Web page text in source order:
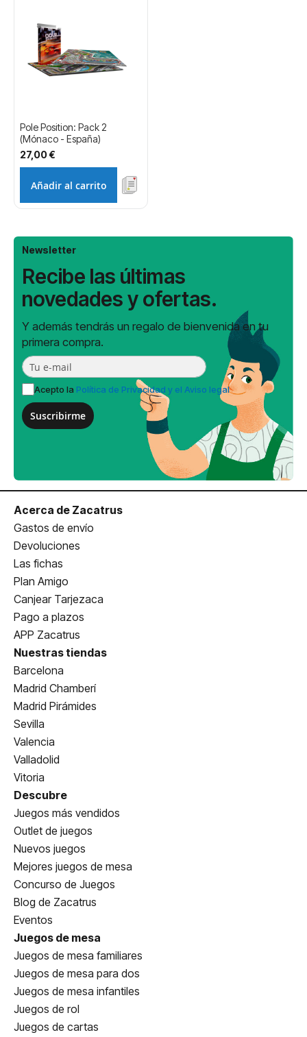
Pole Position: Pack 2
(Mónaco - España)
27,00 €
Añadir al carrito
Newsletter
Recibe las últimas
novedades y ofertas.
Y además tendrás un regalo de bienvenida en tu
primera compra.
Acepto la Política de Privacidad y el Aviso legal
Suscribirme
Acerca de Zacatrus
Gastos de envío
Devoluciones
Las fichas
Plan Amigo
Canjear Tarjezaca
Pago a plazos
APP Zacatrus
Nuestras tiendas
Barcelona
Madrid Chamberí
Madrid Pirámides
Sevilla
Valencia
Valladolid
Vitoria
Descubre
Juegos más vendidos
Outlet de juegos
Nuevos juegos
Mejores juegos de mesa
Concurso de Juegos
Blog de Zacatrus
Eventos
Juegos de mesa
Juegos de mesa familiares
Juegos de mesa para dos
Juegos de mesa infantiles
Juegos de rol
Juegos de cartas